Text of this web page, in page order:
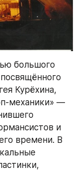
большого
Курёхина,
механики» —
и
времени. В